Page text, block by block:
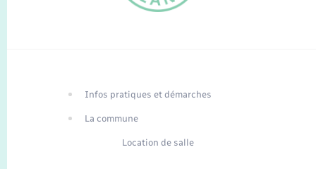
Traduction du
Infos pratiques et démarches
La commune
Location de salle